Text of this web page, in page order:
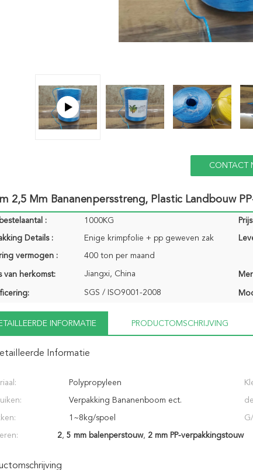
CONTACT
2,5 Mm Bananenpersstreng, Plastic Landbouw
: 1000KG
Details : Enige krimpfolie + pp geweven zak
vermogen : 400 ton per maand
van herkomst: Jiangxi, China
SGS / ISO9001-2008
INFORMATIE PRODUCTOMSCHRIJVING
Informatie
Polypropyleen
Verpakking Bananenboom ect.
1~8kg/spoel
2, 5 mm balenperstouw, 2 mm PP-verpakkingstouw